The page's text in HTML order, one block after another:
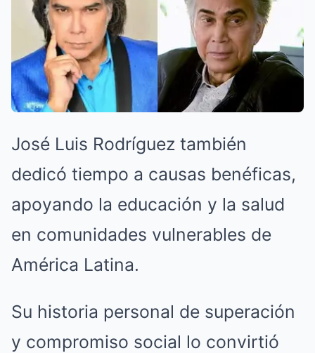
José Luis Rodríguez también
dedicó tiempo a causas benéficas,
apoyando la educación y la salud
en comunidades vulnerables de
América Latina.
Su historia personal de superación
y compromiso social lo convirtió